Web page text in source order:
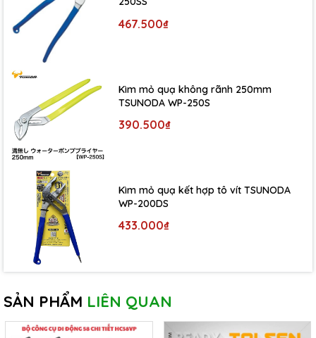
467.500₫
Kìm mỏ quạ không rãnh 250mm
TSUNODA WP-250S
390.500₫
Kìm mỏ quạ kết hợp tô vít TSUNODA
WP-200DS
433.000₫
SẢN PHẨM LIÊN QUAN